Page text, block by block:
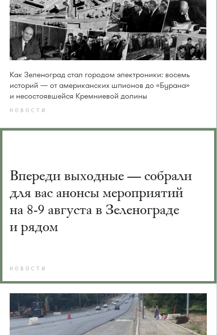
Как Зеленоград стал городом электроники: восемь
историй — от американских шпионов до «Бурана»
и несостоявшейся Кремниевой долины
НОВОСТИ
Впереди выходные — собрали
для вас анонсы мероприятий
на 8-9 августа в Зеленограде
и рядом
НОВОСТИ